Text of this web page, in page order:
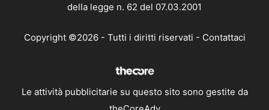
della legge n. 62 del 07.03.2001
Copyright ©2026 - Tutti i diritti riservati - Contattaci
Le attività pubblicitarie su questo sito sono gestite da